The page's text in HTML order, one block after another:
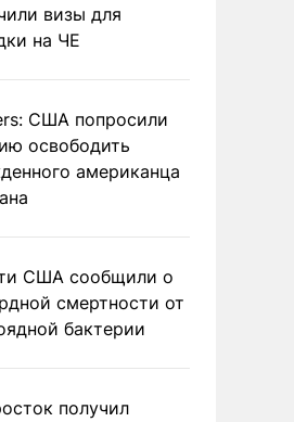
визы для
на ЧЕ
США попросили
освободить
американца
США сообщили о
смертности от
бактерии
получил